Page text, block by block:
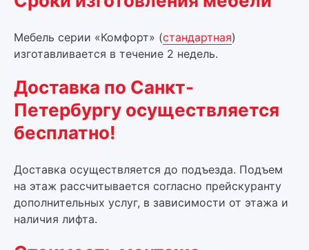
Мебель серии «Комфорт» (стандартная)
изготавливается в течение 2 недель.
Доставка по Санкт-
Петербургу осуществляется
бесплатно!
Доставка осуществляется до подъезда. Подъем
на этаж рассчитывается согласно прейскуранту
дополнительных услуг, в зависимости от этажа и
наличия лифта.